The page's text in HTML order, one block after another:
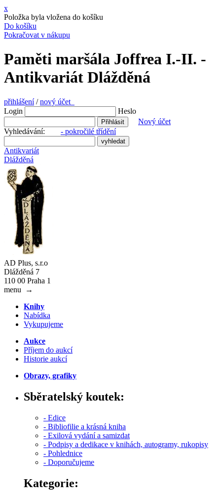
x
Položka byla vložena do košíku
Do košíku
Pokračovat v nákupu
Paměti maršála Joffrea I.-II. -
Antikvariát Dlážděná
přihlášení/nový účet
Login
Heslo
Nový účet
Vyhledávání: - pokročilé třídění
Antikvariát
Dlážděná
AD Plus, s.r.o
Dlážděná 7
110 00 Praha 1
menu
→
Knihy
Nabídka
Vykupujeme
Aukce
Příjem do aukcí
Historie aukcí
Obrazy, grafiky
Sběratelský koutek:
- Edice
- Bibliofilie a krásná kniha
- Exilová vydání a samizdat
- Podpisy a dedikace v knihách, autogramy, rukopisy
- Pohlednice
- Doporučujeme
Kategorie: